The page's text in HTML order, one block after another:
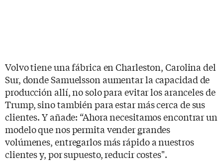
Volvo tiene una fábrica en Charleston, Carolina del
Sur, donde Samuelsson aumentar la capacidad de
producción allí, no solo para evitar los aranceles de
Trump, sino también para estar más cerca de sus
clientes. Y añade: “Ahora necesitamos encontrar un
modelo que nos permita vender grandes
volúmenes, entregarlos más rápido a nuestros
clientes y, por supuesto, reducir costes".